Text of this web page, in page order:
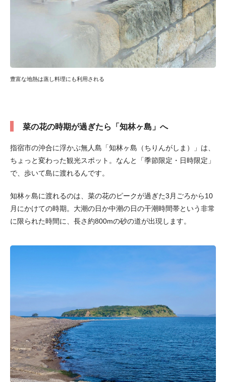
豊富な地熱は蒸し料理にも利用される
菜の花の時期が過ぎたら「知林ヶ島」へ
指宿市の沖合に浮かぶ無人島「知林ヶ島（ちりんがしま）」は、
ちょっと変わった観光スポット。なんと「季節限定・日時限定」
で、歩いて島に渡れるんです。
知林ヶ島に渡れるのは、菜の花のピークが過ぎた3月ごろから10
月にかけての時期。大潮の日か中潮の日の干潮時間帯という非常
に限られた時間に、長さ約800mの砂の道が出現します。